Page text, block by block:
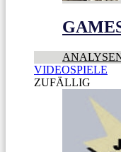
VIDEOSPIELE
ZUFÄLLIG